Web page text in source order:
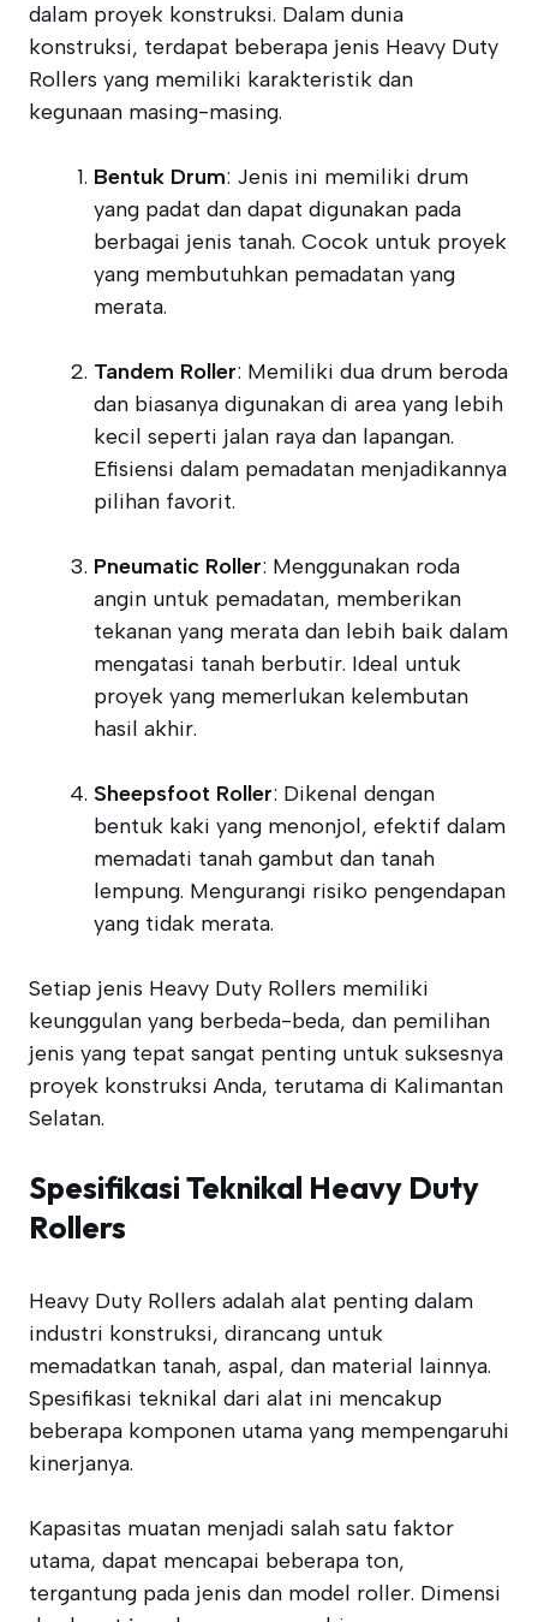
dalam proyek konstruksi. Dalam dunia
konstruksi, terdapat beberapa jenis Heavy Duty
Rollers yang memiliki karakteristik dan
kegunaan masing-masing.
Bentuk Drum: Jenis ini memiliki drum
yang padat dan dapat digunakan pada
berbagai jenis tanah. Cocok untuk proyek
yang membutuhkan pemadatan yang
merata.
Tandem Roller: Memiliki dua drum beroda
dan biasanya digunakan di area yang lebih
kecil seperti jalan raya dan lapangan.
Efisiensi dalam pemadatan menjadikannya
pilihan favorit.
Pneumatic Roller: Menggunakan roda
angin untuk pemadatan, memberikan
tekanan yang merata dan lebih baik dalam
mengatasi tanah berbutir. Ideal untuk
proyek yang memerlukan kelembutan
hasil akhir.
Sheepsfoot Roller: Dikenal dengan
bentuk kaki yang menonjol, efektif dalam
memadati tanah gambut dan tanah
lempung. Mengurangi risiko pengendapan
yang tidak merata.
Setiap jenis Heavy Duty Rollers memiliki
keunggulan yang berbeda-beda, dan pemilihan
jenis yang tepat sangat penting untuk suksesnya
proyek konstruksi Anda, terutama di Kalimantan
Selatan.
Spesifikasi Teknikal Heavy Duty
Rollers
Heavy Duty Rollers adalah alat penting dalam
industri konstruksi, dirancang untuk
memadatkan tanah, aspal, dan material lainnya.
Spesifikasi teknikal dari alat ini mencakup
beberapa komponen utama yang mempengaruhi
kinerjanya.
Kapasitas muatan menjadi salah satu faktor
utama, dapat mencapai beberapa ton,
tergantung pada jenis dan model roller. Dimensi